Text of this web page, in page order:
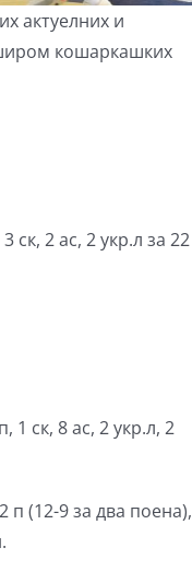
актуелних и
кошаркашких
ск, 2 ас, 2 укр.л за 22
ск, 8 ас, 2 укр.л, 2
(12-9 за два поена),